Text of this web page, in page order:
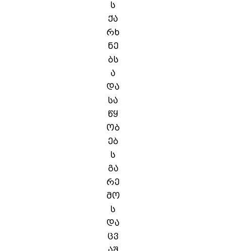
ს
ქა
რხ
ნე
ბს
ა
და
სა
წყ
ობ
ებ
ს
გა
რე
მო
ს
და
ცვ